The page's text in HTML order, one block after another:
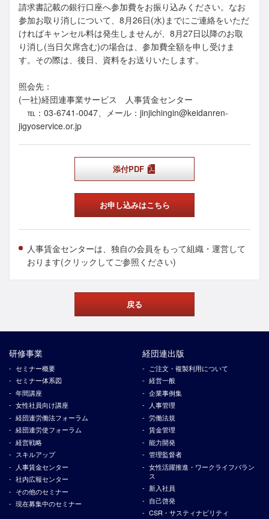
請求書記載の銀行口座へ参加費をお振り込みください。なお
参加お取り消しについて、8月26日(水)までにご連絡をいただ
ければキャンセル料は発生しませんが、8月27日以降のお取
り消し(当日欠席含む)の場合は、参加費全額を申し受けま
す。その際は、後日、資料をお送りいたします。
照会先：
(一社)経団連事業サービス 人事賃金センター
℡：03-6741-0047、メール：jinjichingin@keidanren-
jigyoservice.or.jp
添付PDF
お申し込みはこちら
人事賃金センターは、独自の会員をもって組織・運営して
おります(クリックしてご参照ください)
戻る
研修事業
セミナー概要
セミナー体系図
年間講座
女性社員向け講座
経団連労働法フォーラム
経団連労使フォーラム
経営戦略
スキルアップ
人事賃金センター
社内広報センター
その他のセミナー
現在募集中のセミナー
経団連出版
ご注文・複製利用について
経営一般
企業事例集
人事管理
労働法規
賃金管理
能力開発
管理監督者
女性活躍推進・ワークライフバラン
ス
新入社員
自己啓発
CSR・サスティナビリティ